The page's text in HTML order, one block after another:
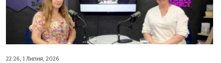
22:26, 1 Липня, 2026